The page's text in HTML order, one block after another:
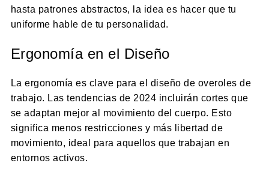
hasta patrones abstractos, la idea es hacer que tu
uniforme hable de tu personalidad.
Ergonomía en el Diseño
La ergonomía es clave para el diseño de overoles de
trabajo. Las tendencias de 2024 incluirán cortes que
se adaptan mejor al movimiento del cuerpo. Esto
significa menos restricciones y más libertad de
movimiento, ideal para aquellos que trabajan en
entornos activos.